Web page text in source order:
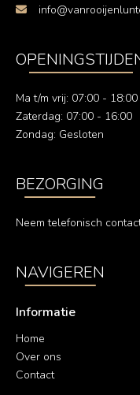
Ma t/m vrij: 07:00 - 18:00
Zaterdag: 07:00 - 16:00
Zondag: Gesloten
BEZORGING
Neem telefonisch
NAVIGEREN
Informatie
Home
Over ons
Contact